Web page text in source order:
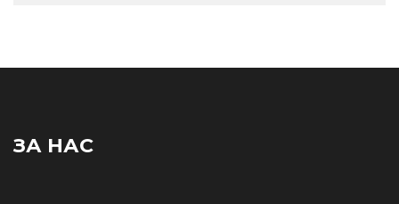
ЗА НАС